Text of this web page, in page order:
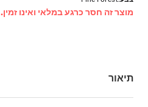
מוצר זה חסר כרגע במלאי ואינו זמין.
תיאור